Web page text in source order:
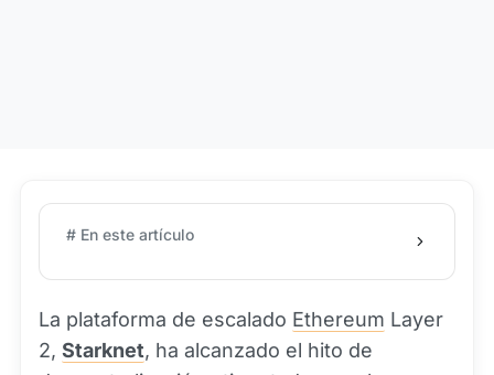
# En este artículo
La plataforma de escalado Ethereum Layer
2, Starknet, ha alcanzado el hito de